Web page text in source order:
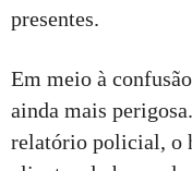
presentes.
Em meio à
ainda mais
relatório policial, o